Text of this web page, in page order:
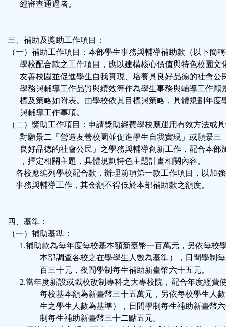
經審查通過者。
三、補助及獎助工作項目：
（一）補助工作項目：本部學生事務與輔導補助款（以下簡
學校配合款之工作項目，應以建構核心價值與特色校園文
友善校園並促進學生自我實現、培養具良好品德的社會公
學務與輔導工作品質與績效等作為學生事務與輔導工作願
標及策略如附表。由學校依其目標與策略，具體規劃年度
與輔導工作事項。
（二）獎助工作項目：申請獎助經費學校應運用有效方法或
對願景二「營造友善校園並促進學生自我實現」或願景三
良好品德的社會公民」之學務與輔導創新工作，配合本部
，擇定相關主題，具體規劃特色主題計畫相關內容。
各校應編列學校配合款，辦理前項第一款工作項目，以加
事務與輔導工作，其金額不得低於本部補助款之額度。
四、基準：
（一）補助基準：
1.補助款為每年度每校基本額新臺幣一百萬元，另依每校
本部調查各校之在學學生人數為基準），日間學制每
百三十元，夜間學制每生補助新臺幣六十五元。
2.當年度新設或職校改制專科之大專校院，配合年度經費
每校基本額為新臺幣三十五萬元，另依每校學生人數
生之學生人數為基準），日間學制每生補助新臺幣六
制每生補助新臺幣三十二點五元。